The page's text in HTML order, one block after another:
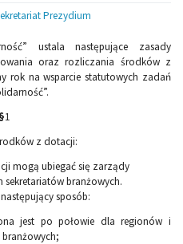
Prezydium
ustala następujące zasady
oraz rozliczania środków z
rok na wsparcie statutowych zadań
§1
z dotacji:
mogą ubiegać się zarządy
branżowych.
sposób:
jest po połowie dla regionów i